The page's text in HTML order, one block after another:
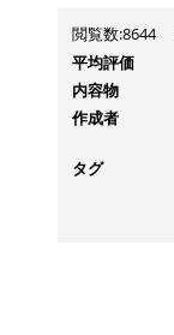
閲覧数:8644
平均評価
内容物
作成者
タグ